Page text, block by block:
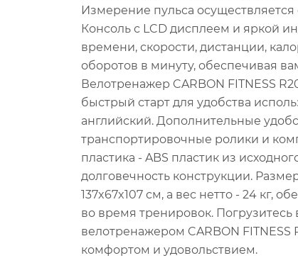
Измерение пульса
Консоль с LCD дисплеем и яркой
времени, скорости, дистанции,
оборотов в минуту, обеспечивая
Велотренажер CARBON FITNESS
быстрый старт для удобства
английский. Дополнительные
транспортировочные ролики и
пластика - ABS пластик из
долговечность конструкции.
137x67x107 см, а вес нетто - 24 кг,
во время тренировок.
велотренажером CARBON
комфортом и удовольствием.